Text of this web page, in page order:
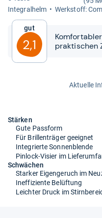
Inte­gral­helm
Werk­stoff:
Gut
2,1
prak­ti­schen
Aktuelle
Stärken
Gute Passform
Für Brillenträger geeignet
Integrierte Sonnenblende
Pinlock-Visier im
Schwächen
Starker Eigengeruch im
Ineffiziente Belüftung
Leichter Druck im